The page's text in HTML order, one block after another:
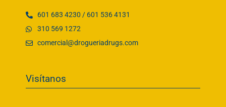
601 683 4230 / 601 536 4131
310 569 1272
comercial@drogueriadrugs.com
Visítanos